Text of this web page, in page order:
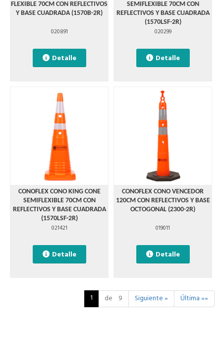
FLEXIBLE 70CM CON REFLECTIVOS
Y BASE CUADRADA (1570B-2R)
020891
Detalle
SEMIFLEXIBLE 70CM CON
REFLECTIVOS Y BASE CUADRADA
(1570LSF-2R)
020299
Detalle
CONOFLEX CONO KING CONE
SEMIFLEXIBLE 70CM CON
REFLECTIVOS Y BASE CUADRADA
(1570LSF-2R)
021421
Detalle
CONOFLEX CONO VENCEDOR
120CM CON REFLECTIVOS Y BASE
OCTOGONAL (2300-2R)
019011
Detalle
1 de 9 Siguiente » Última »»